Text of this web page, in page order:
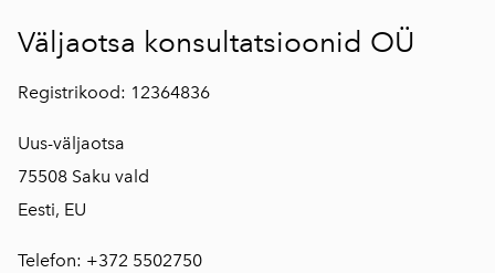
Väljaotsa konsultatsioonid OÜ
Registrikood: 12364836
Uus-väljaotsa
75508 Saku vald
Eesti, EU
Telefon: +372 5502750